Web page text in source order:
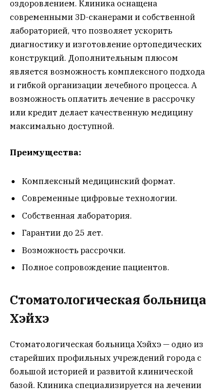
оздоровлением. Клиника оснащена
современными 3D-сканерами и собственной
лабораторией, что позволяет ускорить
диагностику и изготовление ортопедических
конструкций. Дополнительным плюсом
является возможность комплексного подхода
и гибкой организации лечебного процесса. А
возможность оплатить лечение в рассрочку
или кредит делает качественную медицину
максимально доступной.
Преимущества:
Комплексный медицинский формат.
Современные цифровые технологии.
Собственная лаборатория.
Гарантии до 25 лет.
Возможность рассрочки.
Полное сопровождение пациентов.
Стоматологическая больница
Хэйхэ
Стоматологическая больница Хэйхэ — одно из
старейших профильных учреждений города с
большой историей и развитой клинической
базой. Клиника специализируется на лечении